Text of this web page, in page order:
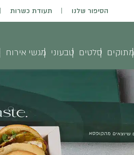
הסיפור שלנו תעודת כשרות
מתוקים סלטים טבעוני מגשי אירוח